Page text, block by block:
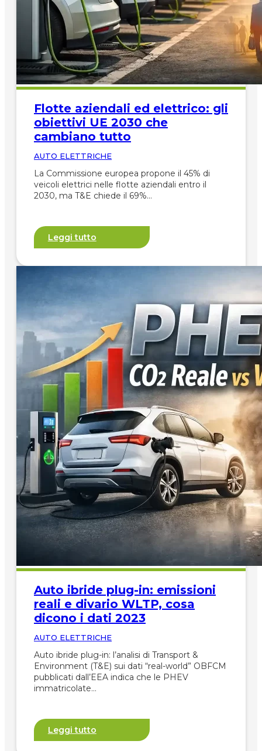
Flotte aziendali ed elettrico: gli
obiettivi UE 2030 che
cambiano tutto
AUTO ELETTRICHE
La Commissione europea propone il 45% di
veicoli elettrici nelle flotte aziendali entro il
2030, ma T&E chiede il 69%…
Leggi tutto
Auto ibride plug-in: emissioni
reali e divario WLTP, cosa
dicono i dati 2023
AUTO ELETTRICHE
Auto ibride plug-in: l’analisi di Transport &
Environment (T&E) sui dati “real-world” OBFCM
pubblicati dall’EEA indica che le PHEV
immatricolate…
Leggi tutto